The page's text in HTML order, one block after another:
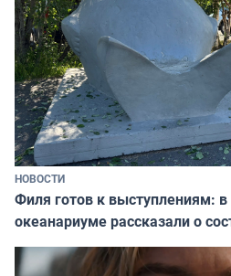
НОВОСТИ
Филя готов к выступлениям:
океанариуме рассказали о